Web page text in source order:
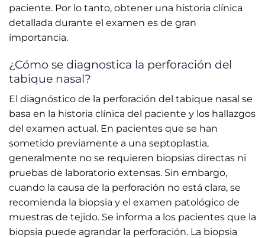
paciente. Por lo tanto, obtener una historia clínica
detallada durante el examen es de gran
importancia.
¿Cómo se diagnostica la perforación del
tabique nasal?
El diagnóstico de la perforación del tabique nasal se
basa en la historia clínica del paciente y los hallazgos
del examen actual. En pacientes que se han
sometido previamente a una septoplastia,
generalmente no se requieren biopsias directas ni
pruebas de laboratorio extensas. Sin embargo,
cuando la causa de la perforación no está clara, se
recomienda la biopsia y el examen patológico de
muestras de tejido. Se informa a los pacientes que la
biopsia puede agrandar la perforación. La biopsia